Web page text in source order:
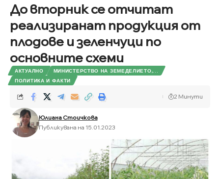
До вторник се отчитат
реализиранат продукция от
плодове и зеленчуци по
основните схеми
АКТУАЛНО
МИНИСТЕРСТВО НА ЗЕМЕДЕЛИЕТО,...
ПОЛИТИКА И ФАКТИ
Юлиана Стоичкова
Публикувана на 15.01.2023
2 Минути